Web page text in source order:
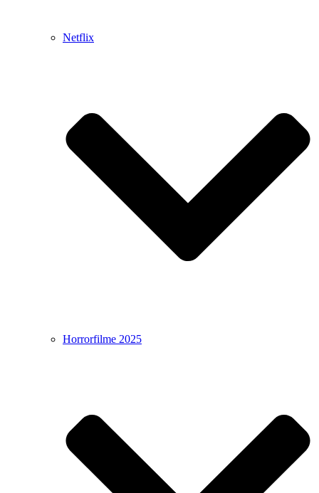
Netflix
Horrorfilme 2025